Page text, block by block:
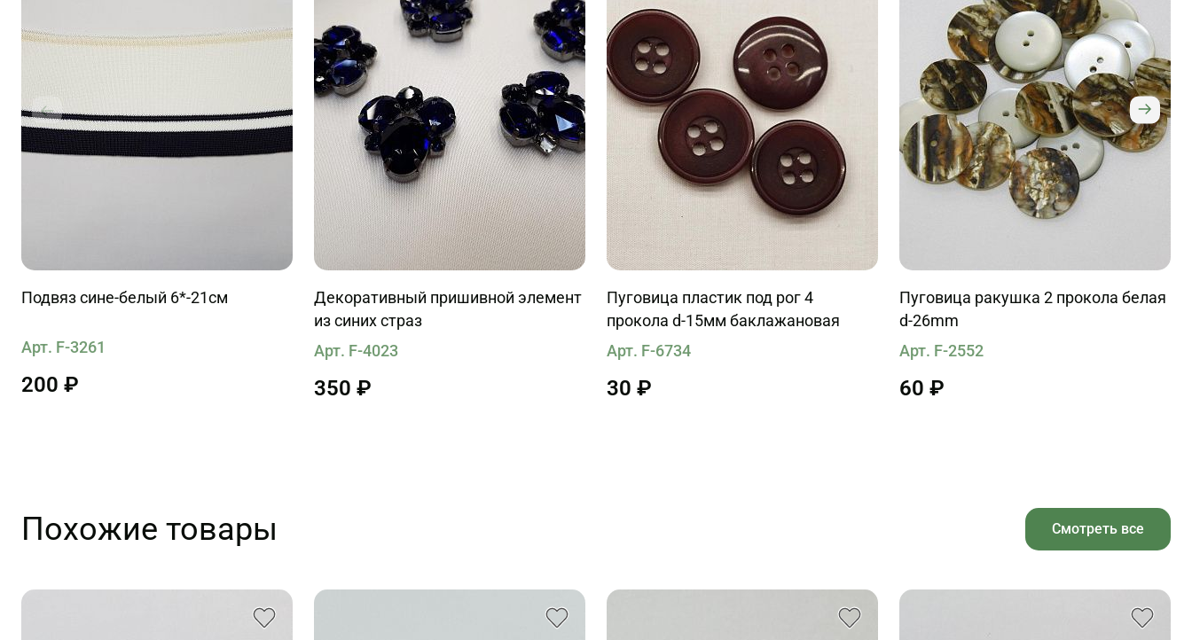
Подвяз сине-белый 6*-21см
Арт. F-3261
200 ₽
Декоративный пришивной элемент
из синих страз
Арт. F-4023
350 ₽
Пуговица пластик под рог 4
прокола d-15мм баклажановая
Арт. F-6734
30 ₽
Пуговица ракушка 2 прокола белая
d-26mm
Арт. F-2552
60 ₽
Похожие товары Смотреть все